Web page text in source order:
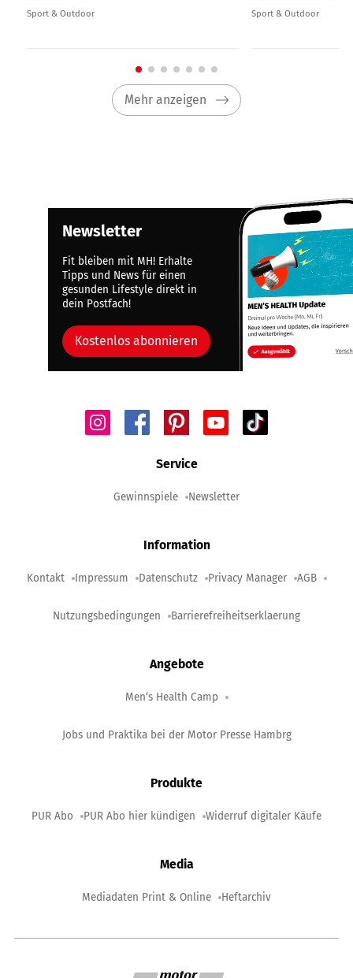
Sport & Outdoor Sport & Outdoor
Mehr anzeigen
Newsletter
Fit bleiben mit MH! Erhalte
Tipps und News für einen
gesunden Lifestyle direkt in
dein Postfach!
Kostenlos abonnieren
Service
Gewinnspiele Newsletter
Information
Kontakt Impressum Datenschutz Privacy Manager AGB
Nutzungsbedingungen Barrierefreiheitserklaerung
Angebote
Men‘s Health Camp
Jobs und Praktika bei der Motor Presse Hambrg
Produkte
PUR Abo PUR Abo hier kündigen Widerruf digitaler Käufe
Media
Mediadaten Print & Online Heftarchiv